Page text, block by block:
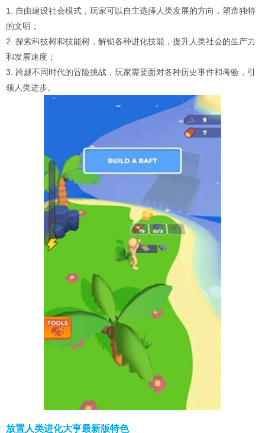
1. 自由建设社会模式，玩家可以自主选择人类发展的方向，塑造独特
的文明；
2. 探索科技树和技能树，解锁各种进化技能，提升人类社会的生产力
和发展速度；
3. 跨越不同时代的冒险挑战，玩家需要面对各种历史事件和考验，引
领人类进步。
放置人类进化大亨最新版特色